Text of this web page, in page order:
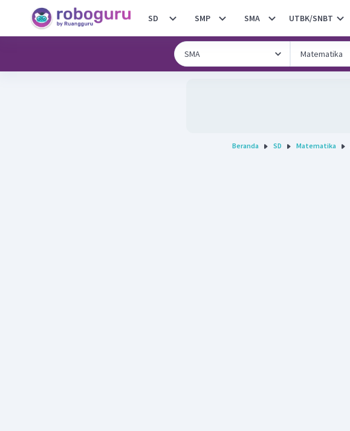
SD SMP SMA UTBK/SNBT
Beranda SD Matematika